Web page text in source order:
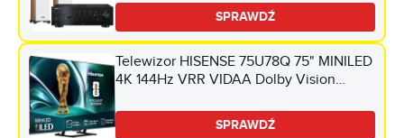
SPRAWDŹ
Telewizor HISENSE 75U78Q 75" MINILED
4K 144Hz VRR VIDAA Dolby Vision
SPRAWDŹ